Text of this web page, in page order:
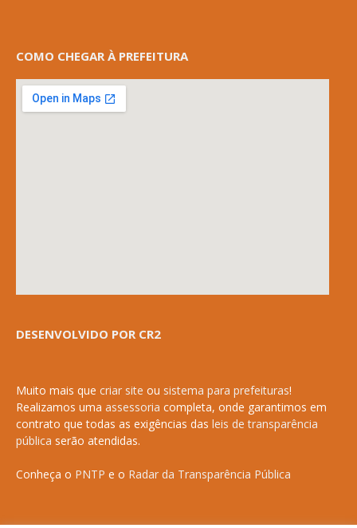
COMO CHEGAR À PREFEITURA
DESENVOLVIDO POR CR2
Muito mais que criar site ou sistema para prefeituras!
Realizamos uma assessoria completa, onde garantimos em
contrato que todas as exigências das leis de transparência
pública serão atendidas.
Conheça o PNTP e o Radar da Transparência Pública